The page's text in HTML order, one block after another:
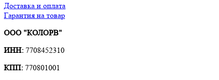
Доставка и оплата
Гарантия на товар
ООО "КОЛОРВ"
ИНН: 7708452310
КПП: 770801001